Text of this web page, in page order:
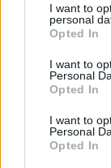
de su
rechazar tal
cualquier
visitando
I want to
personal
Opted In
I want to
Personal
Opted In
I want to
Personal
Opted In